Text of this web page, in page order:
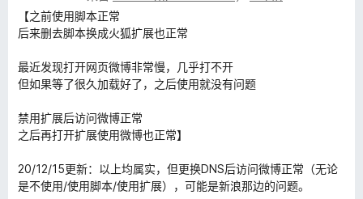
分
4
5
【之前使用脚本正常
后来删去脚本换成火狐扩展也正常
最近发现打开网页微博非常慢，几乎打不开
但如果等了很久加载好了，之后使用就没有问题
禁用扩展后访问微博正常
之后再打开扩展使用微博也正常】
20/12/15更新：以上均属实，但更换DNS后访问微博正常（无论
是不使用/使用脚本/使用扩展），可能是新浪那边的问题。